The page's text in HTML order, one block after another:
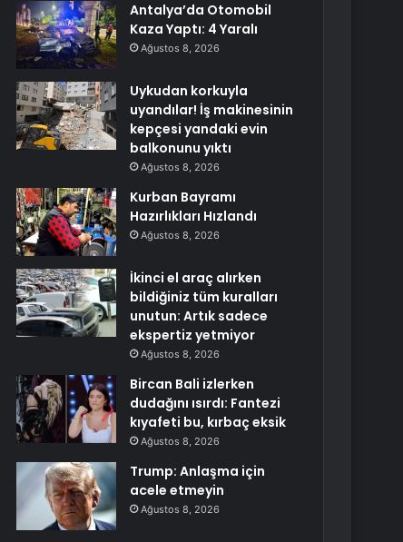
Antalya’da Otomobil
Kaza Yaptı: 4 Yaralı
Ağustos 8, 2026
Uykudan korkuyla
uyandılar! İş makinesinin
kepçesi yandaki evin
balkonunu yıktı
Ağustos 8, 2026
Kurban Bayramı
Hazırlıkları Hızlandı
Ağustos 8, 2026
İkinci el araç alırken
bildiğiniz tüm kuralları
unutun: Artık sadece
ekspertiz yetmiyor
Ağustos 8, 2026
Bircan Bali izlerken
dudağını ısırdı: Fantezi
kıyafeti bu, kırbaç eksik
Ağustos 8, 2026
Trump: Anlaşma için
acele etmeyin
Ağustos 8, 2026